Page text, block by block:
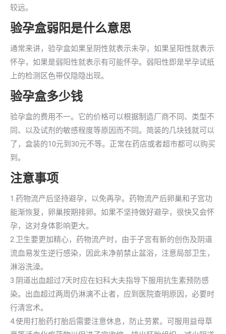
较远。
验孕盒弱阳是什么意思
通常来讲，验孕盒如果呈阴性就表示未孕，如果呈阳性就表示
怀孕，如果是弱阳性就表示有可能怀孕。弱阳性即是早孕试纸
上的检测区色带仅隐隐出现。
验孕盒多少钱
验孕盒的费用不一。它的价格可以根据制造厂商不同、类型不
同、以及试剂的敏感程度等原因而不同。简装的几块钱就可以
了，盒装的10元到30元不等。正常在药店或者超市都可以购买
到。
注意事项
1.药物流产后坚持避孕，以免再孕。药物流产后卵巢和子宫功
能渐恢复，卵巢按期排卵。如果不坚持做好避孕，很快又会怀
孕，这对身体影响更大。
2.卫生要更加精心，药物流产时，由于子宫有新的创伤及阴道
流血易发生逆行感染，因此未净前禁止盆浴，注意局部卫生，
淋浴洗澡。
3.阴道出血超过7天时应在妇科大夫指导下服用抗生素预防感
染。出血超过两周仍淋漓不止者，应到医院查明原因，必要时
行清宫术。
4.使用打胎药打胎后需要注意休息，防止劳累。可服用益母草